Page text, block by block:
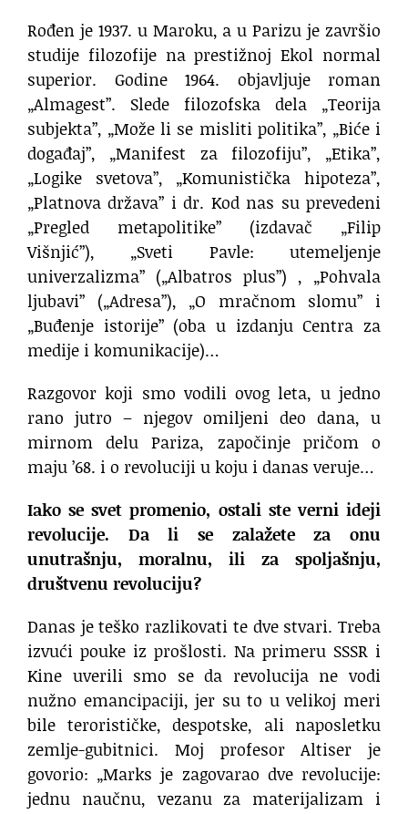
Rođen je 1937. u Maroku, a u Parizu je završio
studije filozofije na prestižnoj Ekol normal
superior. Godine 1964. objavljuje roman
„Almagest”. Slede filozofska dela „Teorija
subjekta”, „Može li se misliti politika”, „Biće i
događaj”, „Manifest za filozofiju”, „Etika”,
„Logike svetova”, „Komunistička hipoteza”,
„Platnova država” i dr. Kod nas su prevedeni
„Pregled metapolitike” (izdavač „Filip
Višnjić”), „Sveti Pavle: utemeljenje
univerzalizma” („Albatros plus”) , „Pohvala
ljubavi” („Adresa”), „O mračnom slomu” i
„Buđenje istorije” (oba u izdanju Centra za
medije i komunikacije)…
Razgovor koji smo vodili ovog leta, u jedno
rano jutro – njegov omiljeni deo dana, u
mirnom delu Pariza, započinje pričom o
maju ’68. i o revoluciji u koju i danas veruje…
Iako se svet promenio, ostali ste verni ideji
revolucije. Da li se zalažete za onu
unutrašnju, moralnu, ili za spoljašnju,
društvenu revoluciju?
Danas je teško razlikovati te dve stvari. Treba
izvući pouke iz prošlosti. Na primeru SSSR i
Kine uverili smo se da revolucija ne vodi
nužno emancipaciji, jer su to u velikoj meri
bile terorističke, despotske, ali naposletku
zemlje-gubitnici. Moj profesor Altiser je
govorio: „Marks je zagovarao dve revolucije:
jednu naučnu, vezanu za materijalizam i